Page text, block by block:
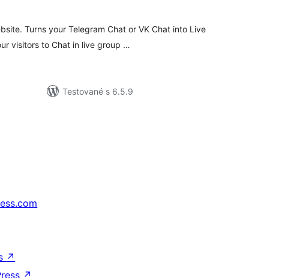
Turns your Telegram Chat or VK Chat into Live
visitors to Chat in live group …
Testované s 6.5.9
↗
↗